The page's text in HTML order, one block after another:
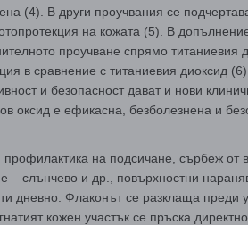
(4). В други проучвания се
на кожата (5). В
проучване спрямо титаниевия
в сравнение с титаниевия диоксид
и безопасност дават и нови
оксид е ефикасна, безболезненa и
на подсичане, сърбеж от
– слънчево и др., повърхностни
дневно. Флаконът се разклаща преди
кожен участък се пръска